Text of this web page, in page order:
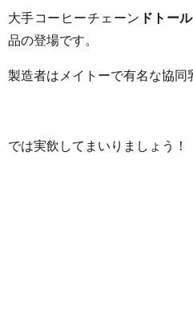
大手コーヒーチェーン ドトー
品の登場です。
製造者はメイトーで有名な協同
では実飲してまいりましょう！